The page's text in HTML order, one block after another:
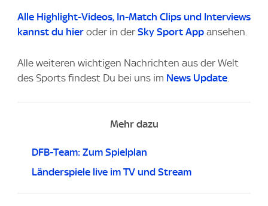
Alle Highlight-Videos, In-Match Clips und Interviews
kannst du hier oder in der Sky Sport App ansehen.
Alle weiteren wichtigen Nachrichten aus der Welt
des Sports findest Du bei uns im News Update
Mehr dazu
DFB-Team: Zum Spielplan
Länderspiele live im TV und Stream